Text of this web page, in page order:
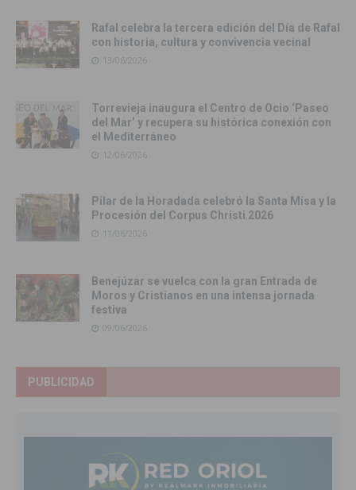
Rafal celebra la tercera edición del Día de Rafal
con historia, cultura y convivencia vecinal
13/06/2026
Torrevieja inaugura el Centro de Ocio ‘Paseo
del Mar’ y recupera su histórica conexión con
el Mediterráneo
12/06/2026
Pilar de la Horadada celebró la Santa Misa y la
Procesión del Corpus Christi 2026
11/06/2026
Benejúzar se vuelca con la gran Entrada de
Moros y Cristianos en una intensa jornada
festiva
09/06/2026
PUBLICIDAD